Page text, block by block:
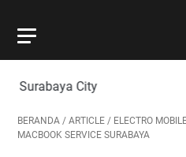
City
BERANDA / ARTICLE / ELECTRO
MACBOOK SERVICE SURABAYA